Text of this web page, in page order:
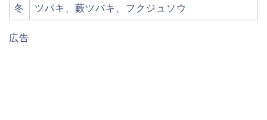
冬 ツバキ、藪ツバキ、フクジュソウ
広告